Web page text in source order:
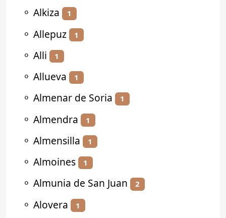
⚬ Alkiza 1
⚬ Allepuz 1
⚬ Alli 1
⚬ Allueva 1
⚬ Almenar de Soria 1
⚬ Almendra 1
⚬ Almensilla 1
⚬ Almoines 1
⚬ Almunia de San Juan 2
⚬ Alovera 1